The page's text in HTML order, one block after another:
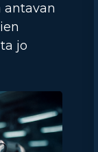
antavan
jo